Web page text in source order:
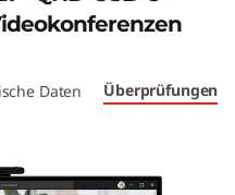
Daten Überprüfungen